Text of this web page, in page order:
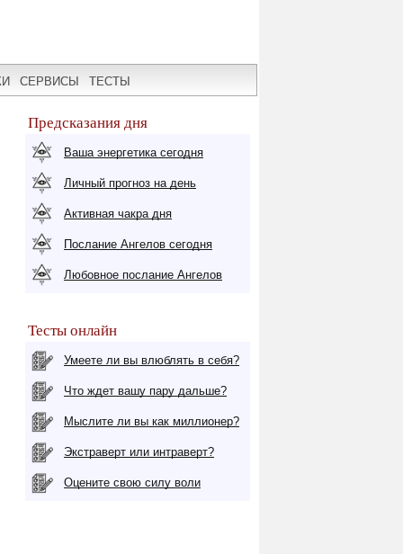
СЕРВИСЫ ТЕСТЫ
Предсказания дня
Ваша энергетика сегодня
Личный прогноз на день
Активная чакра дня
Послание Ангелов сегодня
Любовное послание Ангелов
Тесты онлайн
Умеете ли вы влюблять в себя?
Что ждет вашу пару дальше?
Мыслите ли вы как миллионер?
Экстраверт или интраверт?
Оцените свою силу воли